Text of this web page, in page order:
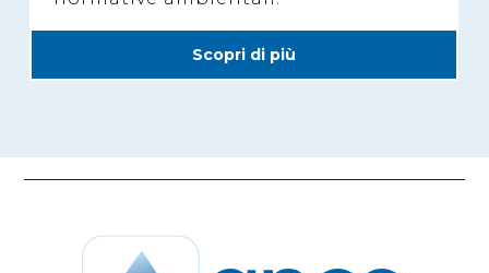
Scopri di più